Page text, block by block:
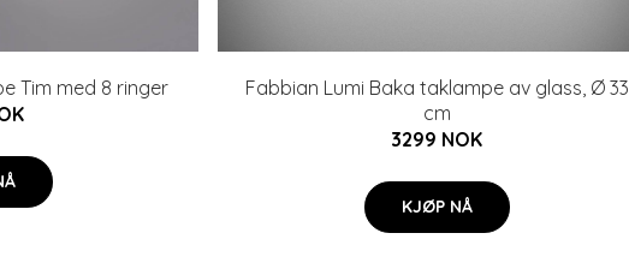
Tim med 8 ringer
Fabbian Lumi Baka taklampe av glass, Ø 33
cm
3299 NOK
KJØP NÅ